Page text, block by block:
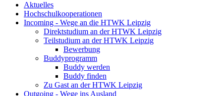
Aktuelles
Hochschulkooperationen
Incoming - Wege an die HTWK Leipzig
Direktstudium an der HTWK Leipzig
Teilstudium an der HTWK Leipzig
Bewerbung
Buddyprogramm
Buddy werden
Buddy finden
Zu Gast an der HTWK Leipzig
Outgoing - Wege ins Ausland